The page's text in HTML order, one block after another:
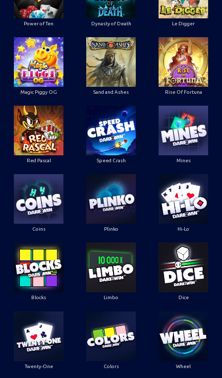
Power of Ten Dynasty of Death Le Digger
Magic Piggy OG Sand and Ashes Rise Of Fortuna
Red Pascal Speed Crash Mines
Coins Plinko Hi-Lo
Blocks Limbo Dice
Twenty-One Colors Wheel